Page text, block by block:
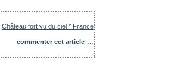
Château fort vu du ciel * France
commenter cet article